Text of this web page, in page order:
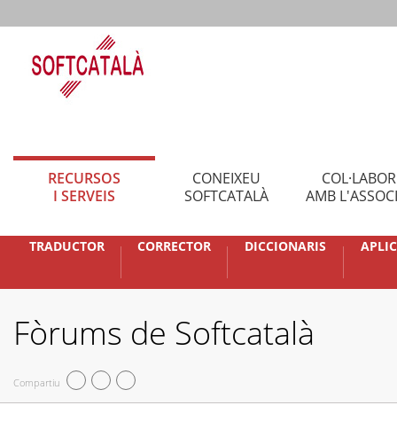
RECURSOS
I SERVEIS
CONEIXEU
SOFTCATALÀ
AMB
TRADUCTOR CORRECTOR DICCIONARIS
Fòrums de Softcatalà
Compartiu